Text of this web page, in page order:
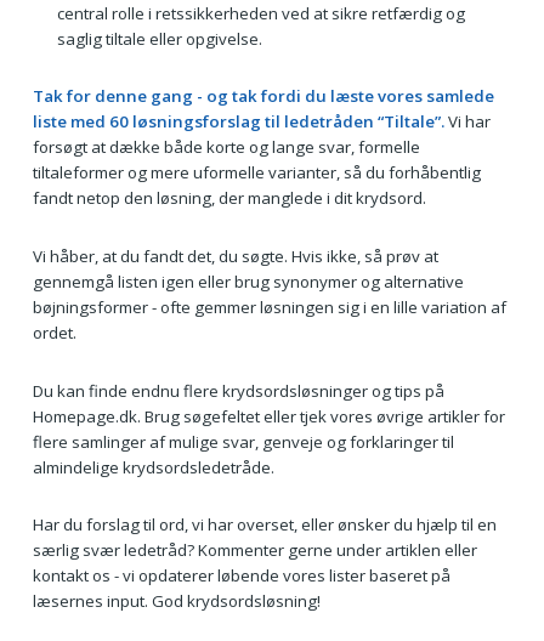
central rolle i retssikkerheden ved at sikre retfærdig og
saglig tiltale eller opgivelse.
Tak for denne gang - og tak fordi du læste vores samlede
liste med 60 løsningsforslag til ledetråden “Tiltale”.Vi har
forsøgt at dække både korte og lange svar, formelle
tiltaleformer og mere uformelle varianter, så du forhåbentlig
fandt netop den løsning, der manglede i dit krydsord.
Vi håber, at du fandt det, du søgte. Hvis ikke, så prøv at
gennemgå listen igen eller brug synonymer og alternative
bøjningsformer - ofte gemmer løsningen sig i en lille variation af
ordet.
Du kan finde endnu flere krydsordsløsninger og tips på
Homepage.dk. Brug søgefeltet eller tjek vores øvrige artikler for
flere samlinger af mulige svar, genveje og forklaringer til
almindelige krydsordsledetråde.
Har du forslag til ord, vi har overset, eller ønsker du hjælp til en
særlig svær ledetråd? Kommenter gerne under artiklen eller
kontakt os - vi opdaterer løbende vores lister baseret på
læsernes input. God krydsordsløsning!